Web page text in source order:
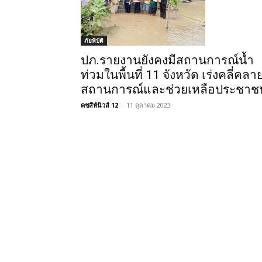
ภัยพิบัติ
ปภ.รายงานยังคงมีสถานการณ์น้ำ
ท่วมในพื้นที่ 11 จังหวัด เร่งคลี่คลา
สถานการณ์และช่วยเหลือประชา
คชสีห์นิวส์ 12 - 11 ตุลาคม 2023